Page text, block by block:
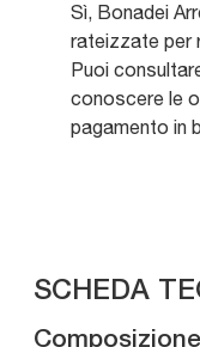
Sì, Bonadei
rateizzate per
Puoi
conoscere le
pagamento in
SCHEDA